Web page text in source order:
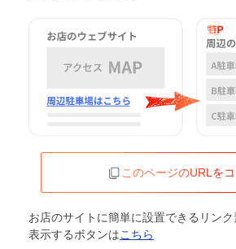
このページのURLを
お店のサイトに簡単に設置できるリン
表示するボタンはこちら